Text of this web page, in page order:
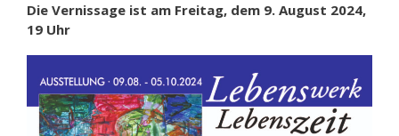
Die Vernissage ist am Freitag, dem 9. August 2024,
19 Uhr